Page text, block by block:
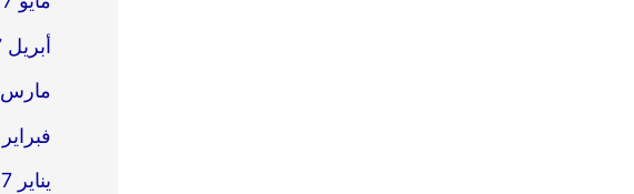
أبريل 2017
مارس 2017
فبراير 2017
يناير 2017